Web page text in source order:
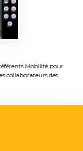
Mobilité pour
collaborateurs des